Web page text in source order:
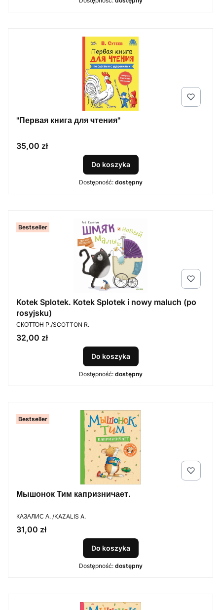
"Первая книга для чтения"
Cena
35,00 zł
Do koszyka
Dostępność: dostępny
Bestseller
Kotek Splotek. Kotek Splotek i nowy maluch (po
rosyjsku)
PRODUCENT
СКОТТОН Р./SCOTTON R.
Cena
32,00 zł
Do koszyka
Dostępność: dostępny
Bestseller
Мышонок Тим капризничает.
PRODUCENT
КАЗАЛИС А. /KAZALIS A.
Cena
31,00 zł
Do koszyka
Dostępność: dostępny